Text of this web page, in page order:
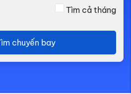
Tìm cả tháng
chuyến bay